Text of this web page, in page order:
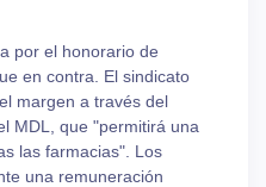
por el honorario de
en contra. El sindicato
margen a través del
MDL, que "permitirá una
las farmacias". Los
una remuneración